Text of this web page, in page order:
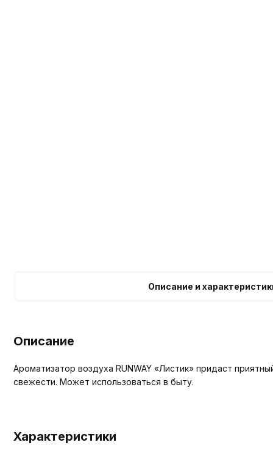
Описание и
Описание
Ароматизатор воздуха RUNWAY «Листик» придаст
свежести. Может использоваться в быту.
Характеристики